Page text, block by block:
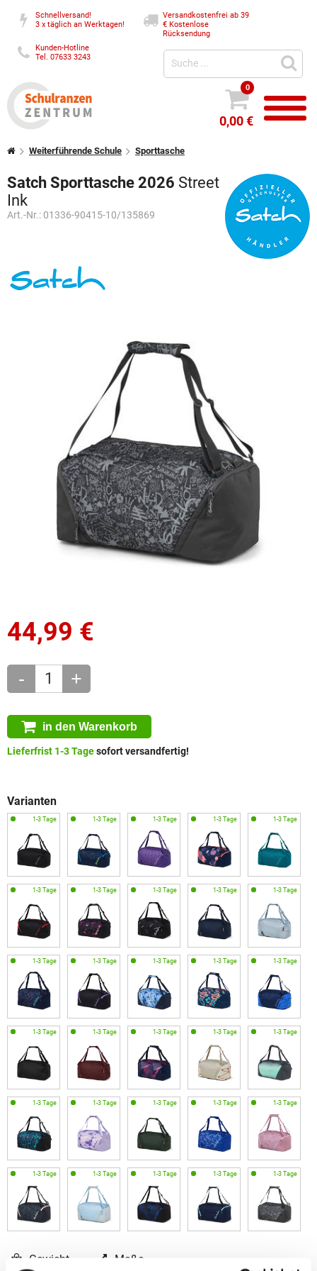
Schnellversand!
3 x täglich an Werktagen!
Versandkostenfrei ab 39
€Kostenlose
Rücksendung
Kunden-Hotline
Tel. 07633 3243
0
0,00 €
Weiterführende Schule Sporttasche
Satch Sporttasche 2026 Street
Ink
Art.-Nr.: 01336-90415-10/135869
44,99 €
- +
in den Warenkorb
Lieferfrist 1-3 Tagesofort versandfertig!
Varianten
Gewicht
Maße